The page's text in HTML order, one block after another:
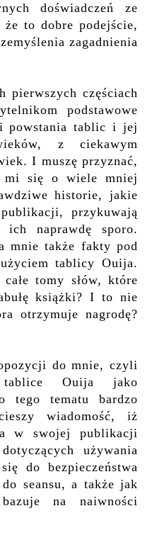
doświadczeń ze
to dobre podejście,
zagadnienia
pierwszych częściach
podstawowe
powstania tablic i jej
z ciekawym
I muszę przyznać,
mi się o wiele mniej
historie, jakie
przykuwają
naprawdę sporo.
mnie także fakty pod
tablicy Ouija.
tomy słów, które
książki? I to nie
otrzymuje nagrodę?
do mnie, czyli
Ouija jako
tego tematu bardzo
wiadomość, iż
w swojej publikacji
używania
do bezpieczeństwa
seansu, a także jak
na naiwności